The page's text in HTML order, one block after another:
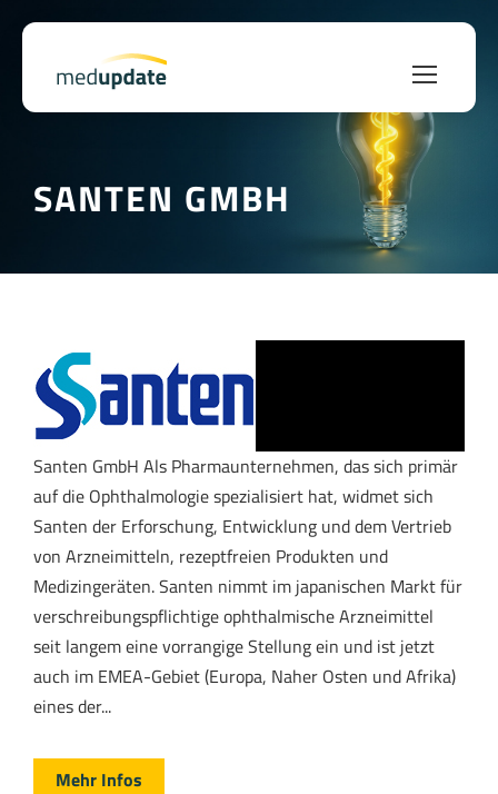
SANTEN GMBH
Santen GmbH Als Pharmaunternehmen, das sich primär
auf die Ophthalmologie spezialisiert hat, widmet sich
Santen der Erforschung, Entwicklung und dem Vertrieb
von Arzneimitteln, rezeptfreien Produkten und
Medizingeräten. Santen nimmt im japanischen Markt für
verschreibungspflichtige ophthalmische Arzneimittel
seit langem eine vorrangige Stellung ein und ist jetzt
auch im EMEA-Gebiet (Europa, Naher Osten und Afrika)
eines der...
Mehr Infos